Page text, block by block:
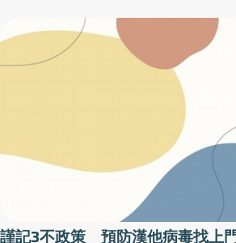
漢他病毒出血熱，所幸經過妥適治療後，
成為男性歷年統計資料顯示，自2001年截
出血熱確定病例，男性感染占93.3％，年齡
高。根據疾管署於2011年執行之臺灣5大都
究計畫結果顯示，巿場、夜市之住民及工
高危險群。老鼠為主要宿主 潛伏期長達2
出血熱為人畜共通傳染病，在自然界的傳
中老鼠最為常見，人一旦吸入或接觸遭鼠
塵土、物體或被帶病毒之齧齒類動物咬傷
期數天至兩個月，一般可能會出現發燒、
痛、噁心、嘔吐、不等程度出血現象並侵
謹記3不政策 預防漢他病毒找上